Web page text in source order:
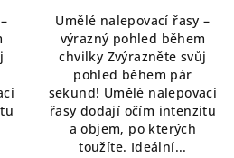
Umělé nalepovací řasy –
výrazný pohled během
chvilky Zvýrazněte svůj
pohled během pár
sekund! Umělé nalepovací
řasy dodají očím intenzitu
a objem, po kterých
toužíte. Ideální...